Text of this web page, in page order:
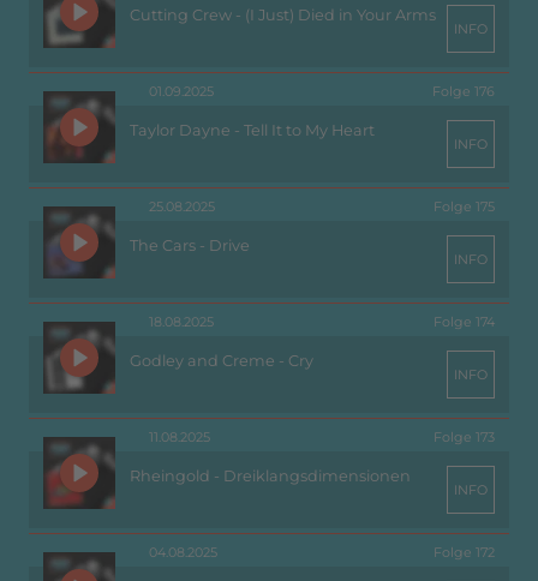
Cutting Crew - (I Just) Died in Your Arms
INFO
01.09.2025 Folge 176
Taylor Dayne - Tell It to My Heart
INFO
25.08.2025 Folge 175
The Cars - Drive
INFO
18.08.2025 Folge 174
Godley and Creme - Cry
INFO
11.08.2025 Folge 173
Rheingold - Dreiklangsdimensionen
INFO
04.08.2025 Folge 172